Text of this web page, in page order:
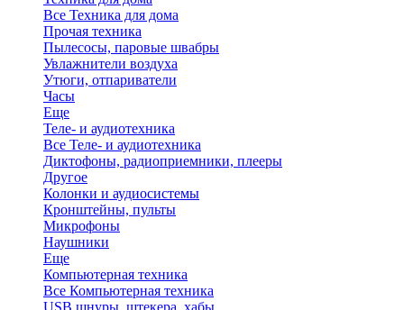
Все Техника для дома
Прочая техника
Пылесосы, паровые швабры
Увлажнители воздуха
Утюги, отпариватели
Часы
Еще
Теле- и аудиотехника
Все Теле- и аудиотехника
Диктофоны, радиоприемники, плееры
Другое
Колонки и аудиосистемы
Кронштейны, пульты
Микрофоны
Наушники
Еще
Компьютерная техника
Все Компьютерная техника
USB шнуры, штекера, хабы